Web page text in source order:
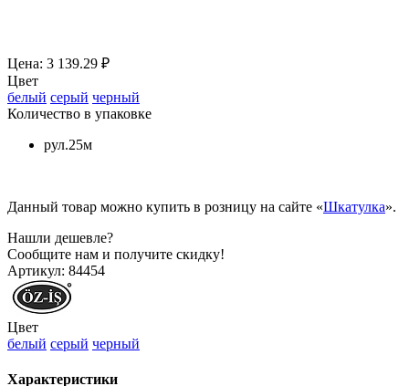
Цена: 3 139.29 ₽
Цвет
белый серый черный
Количество в упаковке
рул.25м
Данный товар можно купить в розницу на сайте «Шкатулка».
Нашли дешевле?
Сообщите нам и получите скидку!
Артикул: 84454
Цвет
белый серый черный
Характеристики